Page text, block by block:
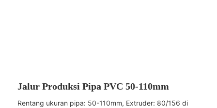
Jalur Produksi Pipa PVC 50-110mm
Rentang ukuran pipa: 50-110mm, Extruder: 80/156 di